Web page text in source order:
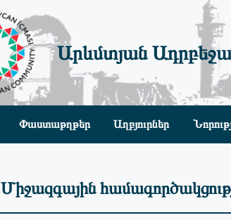
Արևմտյան
Փաստաթղթեր Աղբյուրներ
Միջազգային